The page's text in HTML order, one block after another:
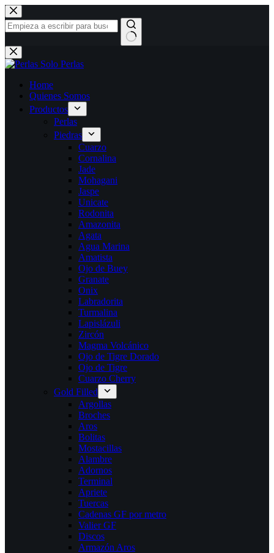
Saltar
al
contenido
Sin
resultados
Home
Quienes Somos
Productos
Perlas
Piedras
Cuarzo
Cornalina
Jade
Mohagani
Jaspe
Unicate
Rodonita
Amazonita
Agata
Agua Marina
Amatista
Ojo de Buey
Granate
Onix
Labradorita
Turmalina
Lapislázuli
Zircón
Magma Volcánico
Ojo de Tigre Dorado
Ojo de Tigre
Cuarzo Cherry
Gold Filled
Argollas
Broches
Aros
Bolitas
Mostacillas
Alambre
Adornos
Terminal
Apriete
Tuercas
Cadenas GF por metro
Valier GF
Discos
Armazón Aros